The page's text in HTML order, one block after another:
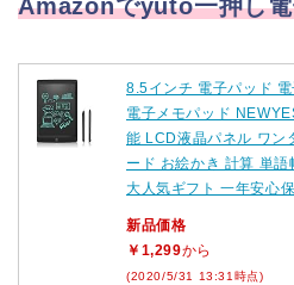
Amazonでyuto一押し
8.5インチ 電子パッド
電子メモパッド
能 LCD液晶パネル ワン
ード お絵かき 計算 単
大人気ギフト 一年安心
新品価格
￥1,299から
(2020/5/31 13:31時点)